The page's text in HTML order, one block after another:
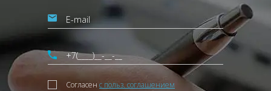
Согласен с польз. соглашением